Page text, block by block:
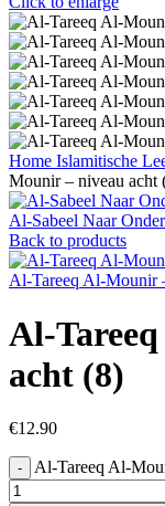
Home Islamitische
Mounir – niveau acht
Al-Sabeel Naar
Back to products
Al-Tareeq Al-Mounir
Al-
acht (8)
€12.90
Al-Tareeq Al-